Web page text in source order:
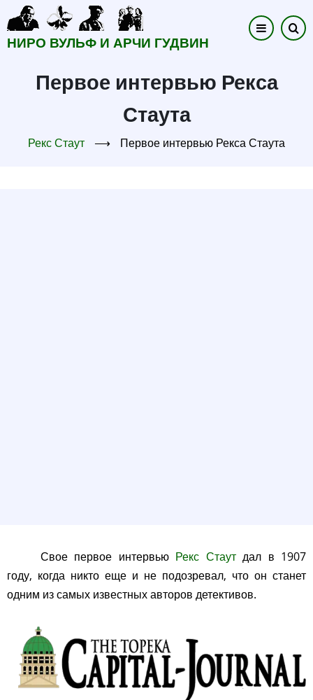
Перейти
основному
НИРО ВУЛЬФ И АРЧИ ГУДВИН
Первое интервью Рекса
Стаута
Рекс Стаут ⟶ Первое интервью Рекса Стаута
Свое первое интервью Рекс Стаутдал в 1907
году, когда никто еще и не подозревал, что он станет
одним из самых известных авторов детективов.